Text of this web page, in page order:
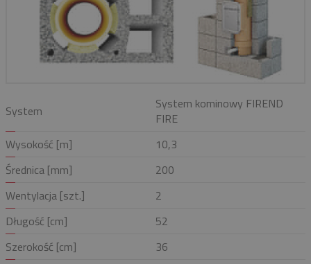
System
System kominowy FIREND
FIRE
Wysokość [m]
10,3
Średnica [mm]
200
Wentylacja [szt.]
2
Długość [cm]
52
Szerokość [cm]
36